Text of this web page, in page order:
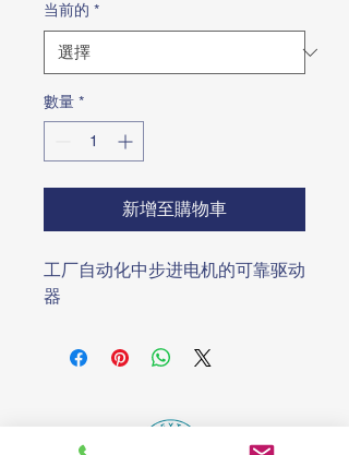
当前的 *
數量 *
新增至購物車
工厂自动化中步进电机的可靠驱动
器